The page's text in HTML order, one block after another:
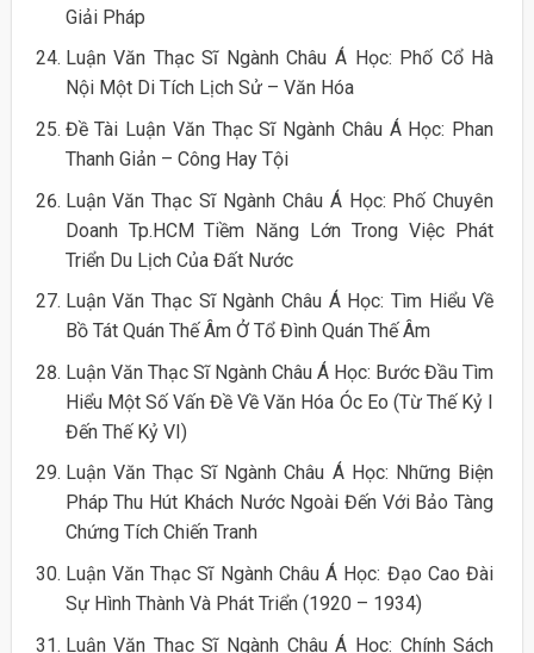
Giải Pháp
Luận Văn Thạc Sĩ Ngành Châu Á Học: Phố Cổ Hà
Nội Một Di Tích Lịch Sử – Văn Hóa
Đề Tài Luận Văn Thạc Sĩ Ngành Châu Á Học: Phan
Thanh Giản – Công Hay Tội
Luận Văn Thạc Sĩ Ngành Châu Á Học: Phố Chuyên
Doanh Tp.HCM Tiềm Năng Lớn Trong Việc Phát
Triển Du Lịch Của Đất Nước
Luận Văn Thạc Sĩ Ngành Châu Á Học: Tìm Hiểu Về
Bồ Tát Quán Thế Âm Ở Tổ Đình Quán Thế Âm
Luận Văn Thạc Sĩ Ngành Châu Á Học: Bước Đầu Tìm
Hiểu Một Số Vấn Đề Về Văn Hóa Óc Eo (Từ Thế Kỷ I
Đến Thế Kỷ VI)
Luận Văn Thạc Sĩ Ngành Châu Á Học: Những Biện
Pháp Thu Hút Khách Nước Ngoài Đến Với Bảo Tàng
Chứng Tích Chiến Tranh
Luận Văn Thạc Sĩ Ngành Châu Á Học: Đạo Cao Đài
Sự Hình Thành Và Phát Triển (1920 – 1934)
Luận Văn Thạc Sĩ Ngành Châu Á Học: Chính Sách